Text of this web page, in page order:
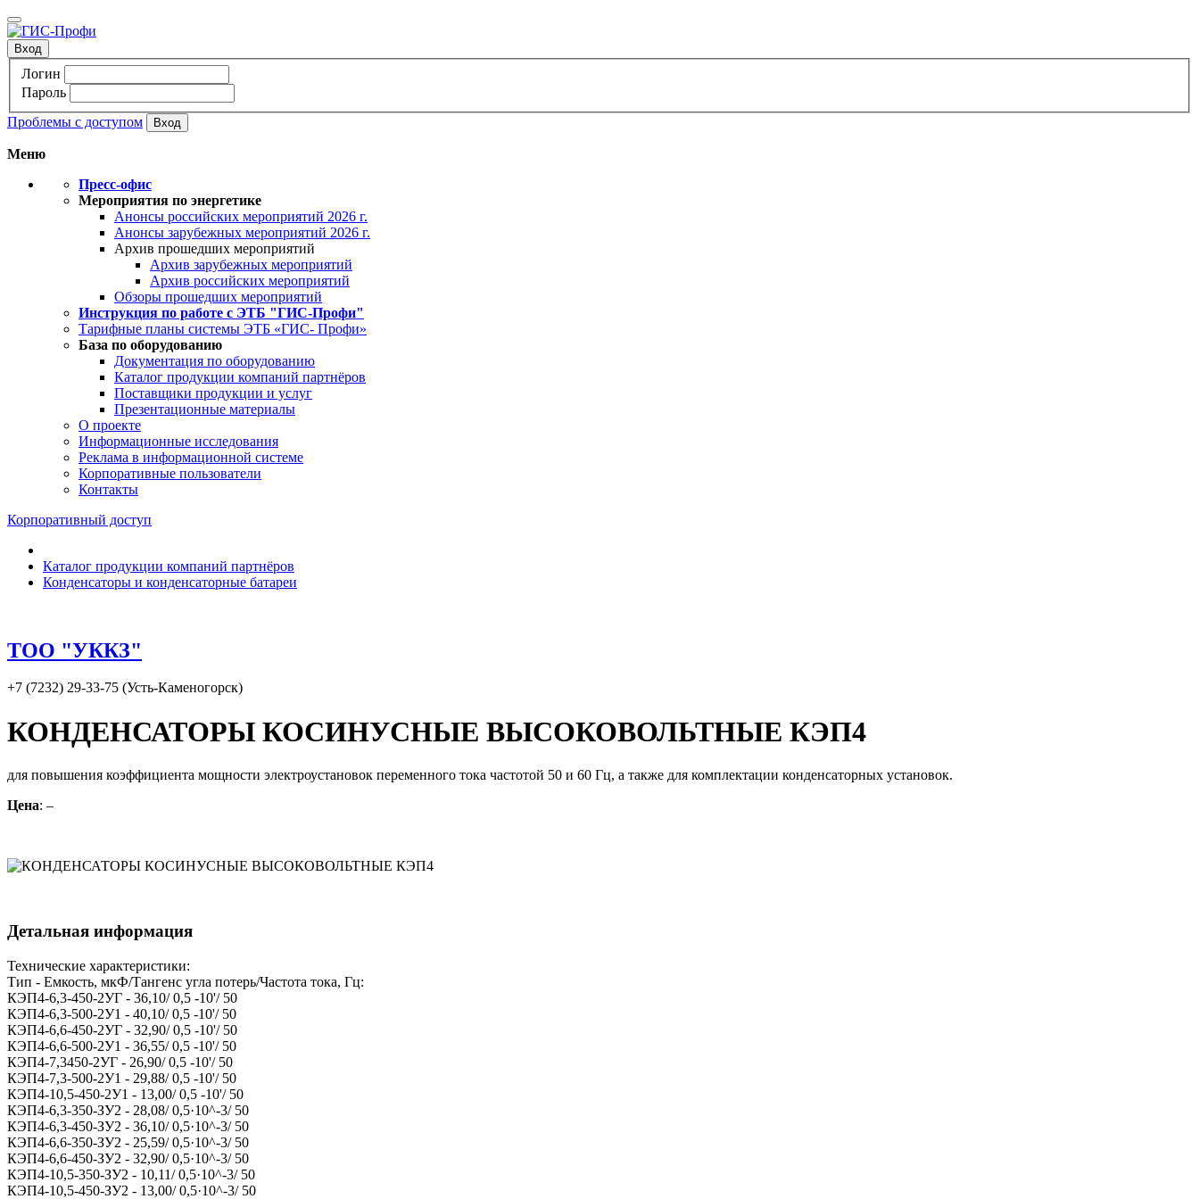
Вход
Логин
Пароль
Проблемы с доступом
Меню
Пресс-офис
Мероприятия по энергетике
Анонсы российских мероприятий 2026 г.
Анонсы зарубежных мероприятий 2026 г.
Архив прошедших мероприятий
Архив зарубежных мероприятий
Архив российских мероприятий
Обзоры прошедших мероприятий
Инструкция по работе с ЭТБ "ГИС-Профи"
Тарифные планы системы ЭТБ «ГИС- Профи»
База по оборудованию
Документация по оборудованию
Каталог продукции компаний партнёров
Поставщики продукции и услуг
Презентационные материалы
О проекте
Информационные исследования
Реклама в информационной системе
Корпоративные пользователи
Контакты
Корпоративный доступ
Каталог продукции компаний партнёров
Конденсаторы и конденсаторные батареи
ТОО "УККЗ"
+7 (7232) 29-33-75 (Усть-Каменогорск)
КОНДЕНСАТОРЫ КОСИНУСНЫЕ ВЫСОКОВОЛЬТНЫЕ КЭП4
для повышения коэффициента мощности электроустановок переменного тока частотой 50 и 60 Гц, а также для комплектации конденсаторных установок.
Цена: –
Детальная информация
Технические характеристики:
Тип - Емкость, мкФ/Тангенс угла потерь/Частота тока, Гц:
КЭП4-6,3-450-2УГ - 36,10/ 0,5 -10'/ 50
КЭП4-6,3-500-2У1 - 40,10/ 0,5 -10'/ 50
КЭП4-6,6-450-2УГ - 32,90/ 0,5 -10'/ 50
КЭП4-6,6-500-2У1 - 36,55/ 0,5 -10'/ 50
КЭП4-7,3450-2УГ - 26,90/ 0,5 -10'/ 50
КЭП4-7,3-500-2У1 - 29,88/ 0,5 -10'/ 50
КЭП4-10,5-450-2У1 - 13,00/ 0,5 -10'/ 50
КЭП4-6,3-350-ЗУ2 - 28,08/ 0,5·10^-3/ 50
КЭП4-6,3-450-ЗУ2 - 36,10/ 0,5·10^-3/ 50
КЭП4-6,6-350-ЗУ2 - 25,59/ 0,5·10^-3/ 50
КЭП4-6,6-450-ЗУ2 - 32,90/ 0,5·10^-3/ 50
КЭП4-10,5-350-ЗУ2 - 10,11/ 0,5·10^-3/ 50
КЭП4-10,5-450-ЗУ2 - 13,00/ 0,5·10^-3/ 50